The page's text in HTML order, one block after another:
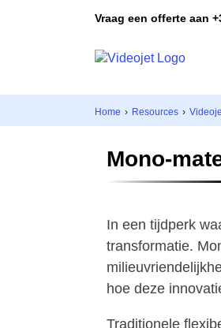
Vraag een offerte aan
Home › Resources ›
Mono-
In een tijdperk
transformatie.
hoe deze
Traditionele